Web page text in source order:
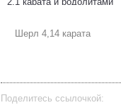
Шерл 4,14 карата
Поделитесь ссылочкой: